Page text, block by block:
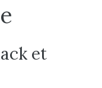
et